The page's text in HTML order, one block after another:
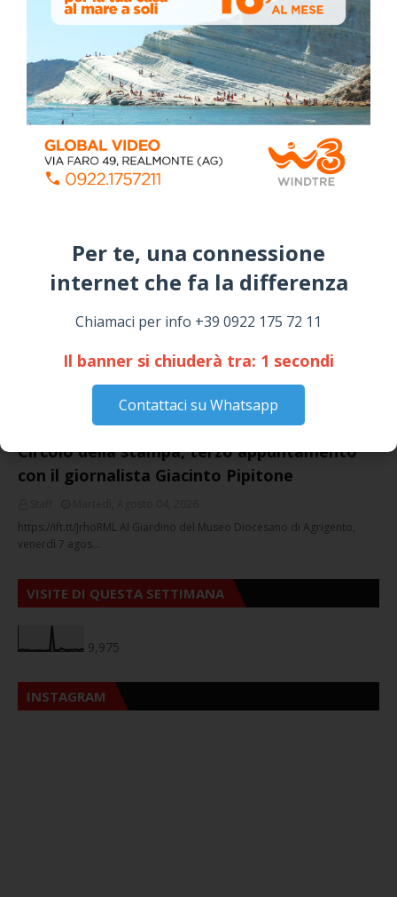
📅 ESTATE MEDITERRANEA 2026 – COMUNE DI
SICULIANA
July 24, 2026
Siculiana, concerto del 1° Maggio 2026 in
Campagna
April 14, 2026
March 16, 2026
Circolo della stampa, terzo appuntamento
con il giornalista Giacinto Pipitone
https://ift.tt/JrhoRML Al Giardino del Museo Diocesano di Agrigento,
venerdì 7 agos…
VISITE DI QUESTA SETTIMANA
9,975
INSTAGRAM